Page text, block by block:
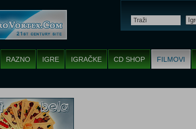
RAZNO IGRE IGRAČKE CD SHOP FILMOVI